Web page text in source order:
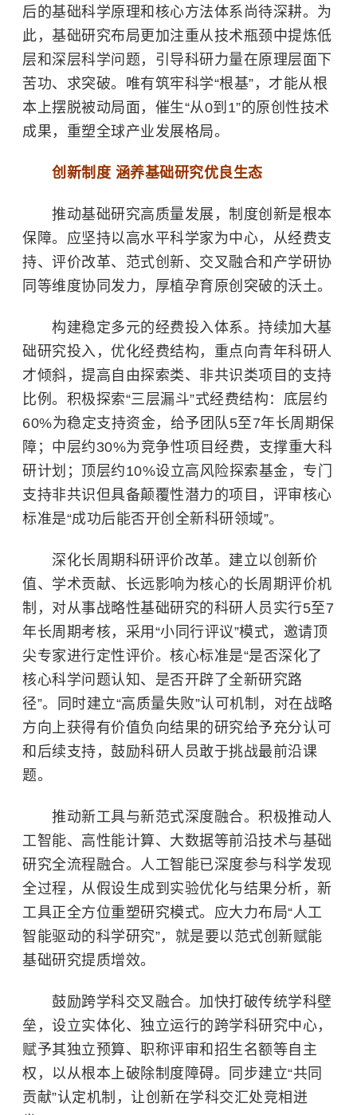
后的基础科学原理和核心方法体系尚待深耕。为
此，基础研究布局更加注重从技术瓶颈中提炼低
层和深层科学问题，引导科研力量在原理层面下
苦功、求突破。唯有筑牢科学“根基”，才能从根
本上摆脱被动局面，催生“从0到1”的原创性技术
成果，重塑全球产业发展格局。
创新制度 涵养基础研究优良生态
推动基础研究高质量发展，制度创新是根本
保障。应坚持以高水平科学家为中心，从经费支
持、评价改革、范式创新、交叉融合和产学研协
同等维度协同发力，厚植孕育原创突破的沃土。
构建稳定多元的经费投入体系。持续加大基
础研究投入，优化经费结构，重点向青年科研人
才倾斜，提高自由探索类、非共识类项目的支持
比例。积极探索“三层漏斗”式经费结构：底层约
60%为稳定支持资金，给予团队5至7年长周期保
障；中层约30%为竞争性项目经费，支撑重大科
研计划；顶层约10%设立高风险探索基金，专门
支持非共识但具备颠覆性潜力的项目，评审核心
标准是“成功后能否开创全新科研领域”。
深化长周期科研评价改革。建立以创新价
值、学术贡献、长远影响为核心的长周期评价机
制，对从事战略性基础研究的科研人员实行5至7
年长周期考核，采用“小同行评议”模式，邀请顶
尖专家进行定性评价。核心标准是“是否深化了
核心科学问题认知、是否开辟了全新研究路
径”。同时建立“高质量失败”认可机制，对在战略
方向上获得有价值负向结果的研究给予充分认可
和后续支持，鼓励科研人员敢于挑战最前沿课
题。
推动新工具与新范式深度融合。积极推动人
工智能、高性能计算、大数据等前沿技术与基础
研究全流程融合。人工智能已深度参与科学发现
全过程，从假设生成到实验优化与结果分析，新
工具正全方位重塑研究模式。应大力布局“人工
智能驱动的科学研究”，就是要以范式创新赋能
基础研究提质增效。
鼓励跨学科交叉融合。加快打破传统学科壁
垒，设立实体化、独立运行的跨学科研究中心，
赋予其独立预算、职称评审和招生名额等自主
权，以从根本上破除制度障碍。同步建立“共同
贡献”认定机制，让创新在学科交汇处竞相迸